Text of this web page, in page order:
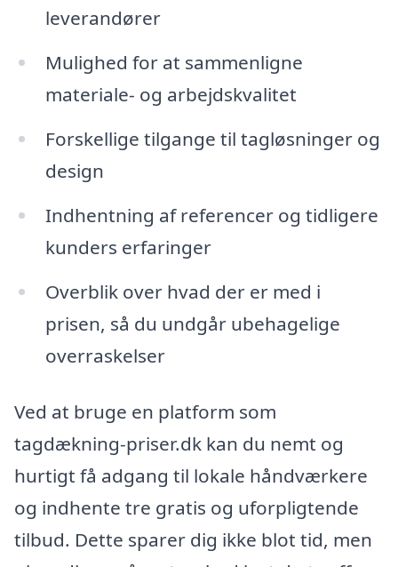
leverandører
Mulighed for at sammenligne
materiale- og arbejdskvalitet
Forskellige tilgange til tagløsninger og
design
Indhentning af referencer og tidligere
kunders erfaringer
Overblik over hvad der er med i
prisen, så du undgår ubehagelige
overraskelser
Ved at bruge en platform som
tagdækning-priser.dk kan du nemt og
hurtigt få adgang til lokale håndværkere
og indhente tre gratis og uforpligtende
tilbud. Dette sparer dig ikke blot tid, men